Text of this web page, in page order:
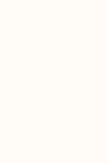
Server
and best